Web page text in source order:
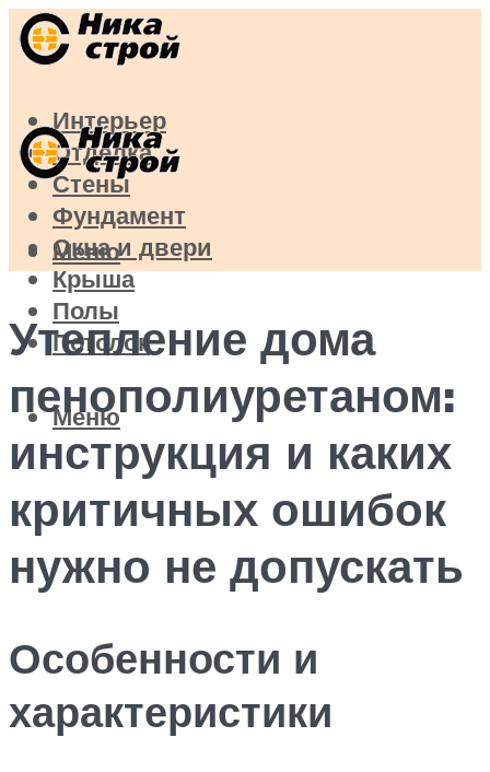
Интерьер
Отделка
Стены
Фундамент
Окна и двери
Крыша
Полы
Потолок
Меню
Меню
Утепление дома
пенополиуретаном:
инструкция и каких
критичных ошибок
нужно не допускать
Особенности и
характеристики